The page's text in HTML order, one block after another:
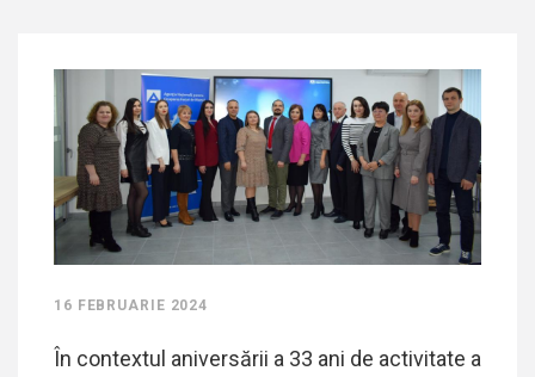
16 FEBRUARIE 2024
În contextul aniversării a 33 ani de activitate a